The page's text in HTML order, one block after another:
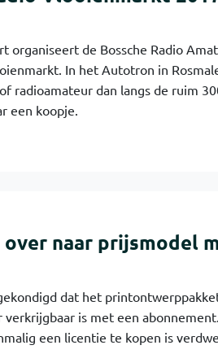
organiseert de Bossche Radio
In het Autotron in
radioamateur dan langs de ruim
een koopje.
over naar prijsmodel
dat het
verkrijgbaar is met een
een licentie te kopen is